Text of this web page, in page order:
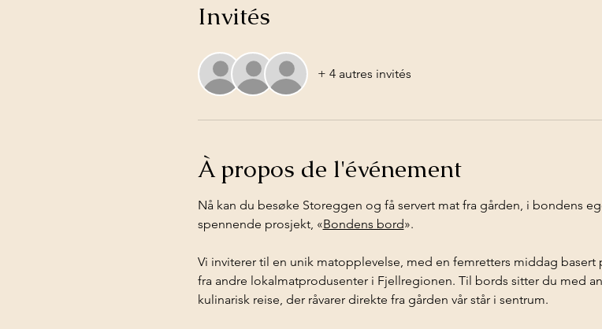
Invités
+ 4 autres invités
À propos de l'événement
Nå kan du besøke Storeggen og få servert mat fra gården, i bondens
spennende prosjekt, «Bondens bord».
Vi inviterer til en unik matopplevelse, med en femretters middag basert
fra andre lokalmatprodusenter i Fjellregionen. Til bords sitter du med
kulinarisk reise, der råvarer direkte fra gården vår står i sentrum.